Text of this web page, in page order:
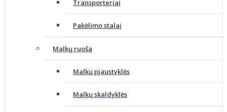
Transporteriai
Pakėlimo stalai
Malkų ruoša
Malkų pjaustyklės
Malkų skaldyklės